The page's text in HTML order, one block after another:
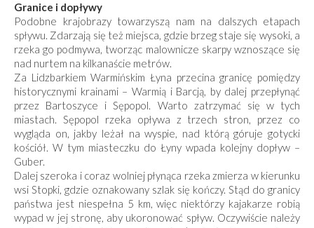
Granice i dopływy
Podobne krajobrazy towarzyszą nam na dalszych etapach
spływu. Zdarzają się też miejsca, gdzie brzeg staje się wysoki, a
rzeka go podmywa, tworząc malownicze skarpy wznoszące się
nad nurtem na kilkanaście metrów.
Za Lidzbarkiem Warmińskim Łyna przecina granicę pomiędzy
historycznymi krainami – Warmią i Barcją, by dalej przepłynąć
przez Bartoszyce i Sępopol. Warto zatrzymać się w tych
miastach. Sępopol rzeka opływa z trzech stron, przez co
wygląda on, jakby leżał na wyspie, nad którą góruje gotycki
kościół. W tym miasteczku do Łyny wpada kolejny dopływ –
Guber.
Dalej szeroka i coraz wolniej płynąca rzeka zmie­rza w kierunku
wsi Stopki, gdzie oznakowany szlak się kończy. Stąd do granicy
państwa jest niespełna 5 km, więc niektórzy kajakarze robią
wypad w jej stronę, aby ukoronować spływ. Oczywiście należy